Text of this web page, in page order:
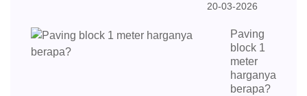
20-03-2026
Paving
block 1
meter
harganya
berapa?